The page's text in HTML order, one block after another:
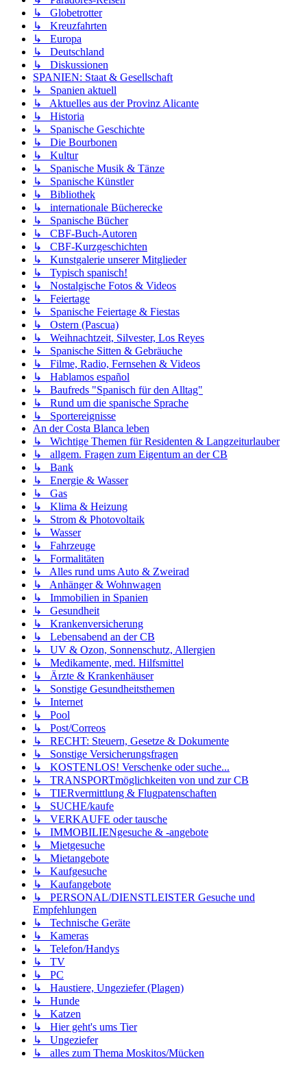
↳ Globetrotter
↳ Kreuzfahrten
↳ Europa
↳ Deutschland
↳ Diskussionen
SPANIEN: Staat & Gesellschaft
↳ Spanien aktuell
↳ Aktuelles aus der Provinz Alicante
↳ Historia
↳ Spanische Geschichte
↳ Die Bourbonen
↳ Kultur
↳ Spanische Musik & Tänze
↳ Spanische Künstler
↳ Bibliothek
↳ internationale Bücherecke
↳ Spanische Bücher
↳ CBF-Buch-Autoren
↳ CBF-Kurzgeschichten
↳ Kunstgalerie unserer Mitglieder
↳ Typisch spanisch!
↳ Nostalgische Fotos & Videos
↳ Feiertage
↳ Spanische Feiertage & Fiestas
↳ Ostern (Pascua)
↳ Weihnachtzeit, Silvester, Los Reyes
↳ Spanische Sitten & Gebräuche
↳ Filme, Radio, Fernsehen & Videos
↳ Hablamos español
↳ Baufreds "Spanisch für den Alltag"
↳ Rund um die spanische Sprache
↳ Sportereignisse
An der Costa Blanca leben
↳ Wichtige Themen für Residenten & Langzeiturlauber
↳ allgem. Fragen zum Eigentum an der CB
↳ Bank
↳ Energie & Wasser
↳ Gas
↳ Klima & Heizung
↳ Strom & Photovoltaik
↳ Wasser
↳ Fahrzeuge
↳ Formalitäten
↳ Alles rund ums Auto & Zweirad
↳ Anhänger & Wohnwagen
↳ Immobilien in Spanien
↳ Gesundheit
↳ Krankenversicherung
↳ Lebensabend an der CB
↳ UV & Ozon, Sonnenschutz, Allergien
↳ Medikamente, med. Hilfsmittel
↳ Ärzte & Krankenhäuser
↳ Sonstige Gesundheitsthemen
↳ Internet
↳ Pool
↳ Post/Correos
↳ RECHT: Steuern, Gesetze & Dokumente
↳ Sonstige Versicherungsfragen
↳ KOSTENLOS! Verschenke oder suche...
↳ TRANSPORTmöglichkeiten von und zur CB
↳ TIERvermittlung & Flugpatenschaften
↳ SUCHE/kaufe
↳ VERKAUFE oder tausche
↳ IMMOBILIENgesuche & -angebote
↳ Mietgesuche
↳ Mietangebote
↳ Kaufgesuche
↳ Kaufangebote
↳ PERSONAL/DIENSTLEISTER Gesuche und
Empfehlungen
↳ Technische Geräte
↳ Kameras
↳ Telefon/Handys
↳ TV
↳ PC
↳ Haustiere, Ungeziefer (Plagen)
↳ Hunde
↳ Katzen
↳ Hier geht's ums Tier
↳ Ungeziefer
↳ alles zum Thema Moskitos/Mücken